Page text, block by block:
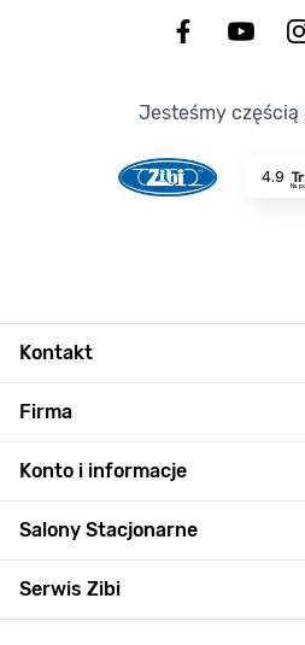
Jesteśmy częścią
4.9
Na
Kontakt
Firma
Konto i informacje
Salony Stacjonarne
Serwis Zibi